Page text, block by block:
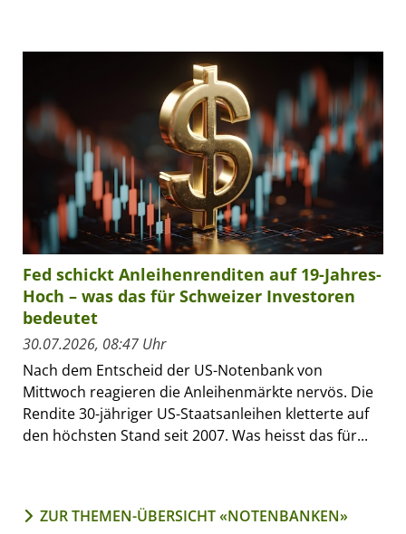
Fed schickt Anleihenrenditen auf 19-Jahres-
Hoch – was das für Schweizer Investoren
bedeutet
30.07.2026, 08:47 Uhr
Nach dem Entscheid der US-Notenbank von
Mittwoch reagieren die Anleihenmärkte nervös. Die
Rendite 30-jähriger US-Staatsanleihen kletterte auf
den höchsten Stand seit 2007. Was heisst das für...
ZUR THEMEN-ÜBERSICHT «NOTENBANKEN»